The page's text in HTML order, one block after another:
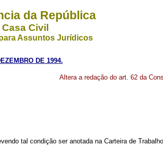
da República
Casa Civil
Assuntos Jurídicos
DE 1994.
Altera a redação do art. 62 da
tal condição ser anotada na Carteira de